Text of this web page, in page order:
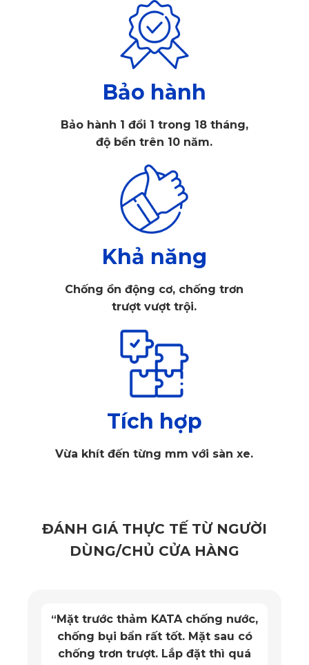
1. Tại sao nên lựa chọn áo ghế ô tô
Vinfast Lux SA2.0?
Trong vô vàn lựa chọn trên thị trường, áo ghế ô tô dành
riêng cho VinFast Lux SA2.0 của thương hiệu KATA là giải
pháp tối ưu giúp nâng tầm không gian nội thất, bảo vệ ghế
ngồi toàn diện. Với thiết kế chuẩn xác, chất liệu da cao cấp
và nhiều tính năng ưu việt, sản phẩm mang lại trải nghiệm
sử dụng vượt trội cho dòng xe SUV 7 chỗ này.
1.1. Thiết kế áo ghế ô tô 7 chỗ dành riêng cho
thị trường, mỗi bộ áo ghế đều được cắt may theo thông số
kỹ thuật riêng của từng chi tiết ghế ngồi.
Điều này không chỉ mang lại vẻ đẹp thẩm mỹ mà còn giúp
người dùng cảm thấy chắc chắn, thoải mái khi ngồi.
Bảo hành
Bảo hành 1 đổi 1 trong 18 tháng,
độ bền trên 10 năm.
Khả năng
Chống ồn động cơ, chống trơn
trượt vượt trội.
Tích hợp
Vừa khít đến từng mm với sàn xe.
ĐÁNH GIÁ THỰC TẾ TỪ NGƯỜI
DÙNG/CHỦ CỬA HÀNG
“ Mặt trước thảm KATA chống nước,
chống bụi bẩn rất tốt. Mặt sau có
chống trơn trượt. Lắp đặt thì quá